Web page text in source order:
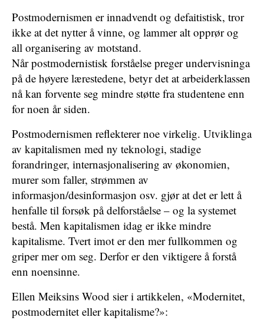
Postmodernismen er innadvendt og defaitistisk, tror
ikke at det nytter å vinne, og lammer alt opprør og
all organisering av motstand.
Når postmodernistisk forståelse preger undervisninga
på de høyere lærestedene, betyr det at arbeiderklassen
nå kan forvente seg mindre støtte fra studentene enn
for noen år siden.
Postmodernismen reflekterer noe virkelig. Utviklinga
av kapitalismen med ny teknologi, stadige
forandringer, internasjonalisering av økonomien,
murer som faller, strømmen av
informasjon/desinformasjon osv. gjør at det er lett å
henfalle til forsøk på delforståelse – og la systemet
bestå. Men kapitalismen idag er ikke mindre
kapitalisme. Tvert imot er den mer fullkommen og
griper mer om seg. Derfor er den viktigere å forstå
enn noensinne.
Ellen Meiksins Wood sier i artikkelen, «Modernitet,
postmodernitet eller kapitalisme?»: